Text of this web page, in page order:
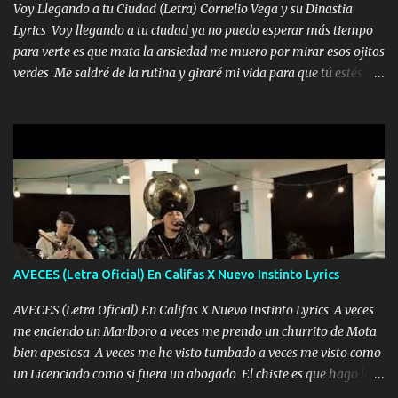
Voy Llegando a tu Ciudad (Letra) Cornelio Vega y su Dinastia
Lyrics Voy llegando a tu ciudad ya no puedo esperar más tiempo
para verte es que mata la ansiedad me muero por mirar esos ojitos
verdes Me saldré de la rutina y giraré mi vida para que tú estés en
solo yo tendre el candado 🔒 del amor ❤️ Música Mil y un besos
para dar ya estando en tu ciudad no habrá quien lo detenga si las
copas van de más vayamos a un lugar y cerremos las puertas
Entre alcohol y besos se va incrementado el Fuego en esa
habitación ya no mires más el reloj Única por donde vas me curas
tú mi mal moviendo tu silueta no hay otra que te sea igual te ves
tan especial por eso es que me tientas Aquí estoy no dejaré que se
te acerque nadie porque solo yo tendre el candado 🔒 del a...
AVECES (Letra Oficial) En Califas X Nuevo Instinto Lyrics
AVECES (Letra Oficial) En Califas X Nuevo Instinto Lyrics A veces
me enciendo un Marlboro a veces me prendo un churrito de Mota
bien apestosa A veces me he visto tumbado a veces me visto como
un Licenciado como si fuera un abogado El chiste es que hago lo